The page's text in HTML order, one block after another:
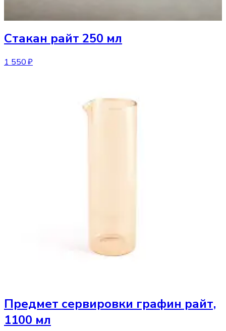
Стакан райт 250 мл
1 550 ₽
Предмет сервировки графин райт,
1100 мл